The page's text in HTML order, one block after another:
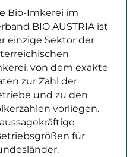
Bio-Imkerei im
BIO AUSTRIA ist
einzige Sektor der
von dem exakte
zur Zahl der
und zu den
vorliegen.
für